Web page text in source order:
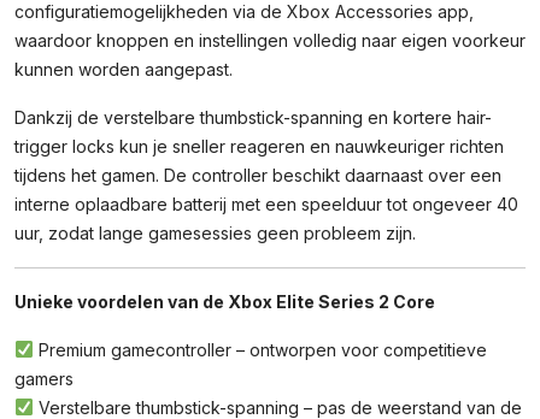
configuratiemogelijkheden via de Xbox Accessories app,
waardoor knoppen en instellingen volledig naar eigen voorkeur
kunnen worden aangepast.
Dankzij de verstelbare thumbstick-spanning en kortere hair-
trigger locks kun je sneller reageren en nauwkeuriger richten
tijdens het gamen. De controller beschikt daarnaast over een
interne oplaadbare batterij met een speelduur tot ongeveer 40
uur, zodat lange gamesessies geen probleem zijn.
Unieke voordelen van de Xbox Elite Series 2 Core
Premium gamecontroller – ontworpen voor competitieve
gamers
Verstelbare thumbstick-spanning – pas de weerstand van de